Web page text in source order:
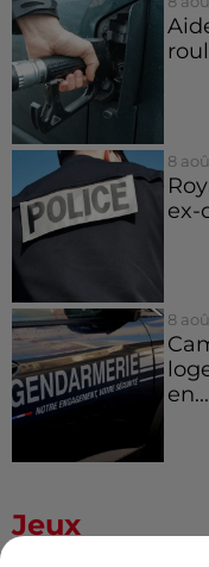
8
ex-
8
en...
Jeux